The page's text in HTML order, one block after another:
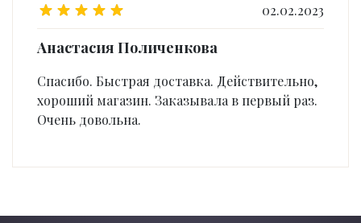
02.02.2023
Анастасия Поличенкова
Спасибо. Быстрая доставка. Действительно,
хороший магазин. Заказывала в первый раз.
Очень довольна.